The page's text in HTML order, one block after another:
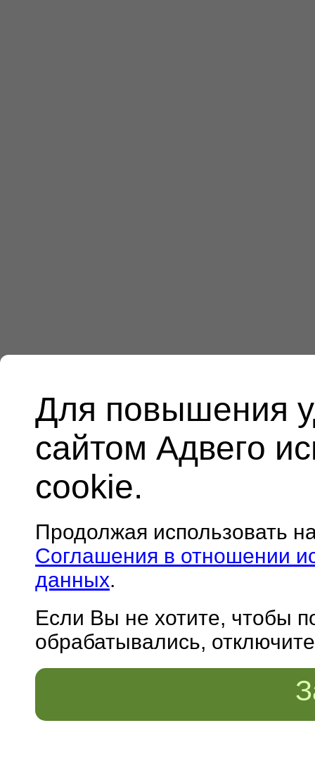
Для повышения
сайтом Адвего
cookie.
Продолжая использовать
Соглашения в отношении
данных.
Если Вы не хотите, чтобы
обрабатывались,